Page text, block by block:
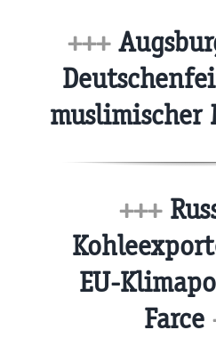
+++
muslimischer
+++
EU-
Farce